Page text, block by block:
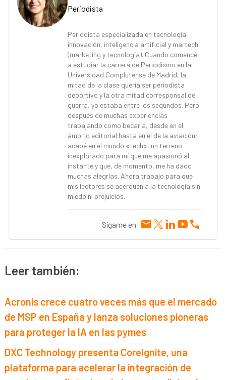
Periodista
Periodista especializada en tecnología,
innovación, inteligencia artificial y martech
(marketing y tecnología). Cuando comencé
a estudiar la carrera de Periodismo en la
Universidad Complutense de Madrid, la
mitad de la clase quería ser periodista
deportivo y la otra mitad corresponsal de
guerra, yo estaba entre los segundos. Pero
después de muchas experiencias
trabajando como becaria, desde en el
ámbito editorial hasta en el de la aviación;
acabé en el mundo «tech», un terreno
inexplorado para mí que me apasionó al
instante y que, de momento, me ha dado
muchas alegrías. Ahora trabajo para que
mis lectores se acerquen a la tecnología sin
miedo ni prejuicios.
Sígame en
Leer también:
Acronis crece cuatro veces más que el mercado
de MSP en España y lanza soluciones pioneras
para proteger la IA en las pymes
DXC Technology presenta CoreIgnite, una
plataforma para acelerar la integración de